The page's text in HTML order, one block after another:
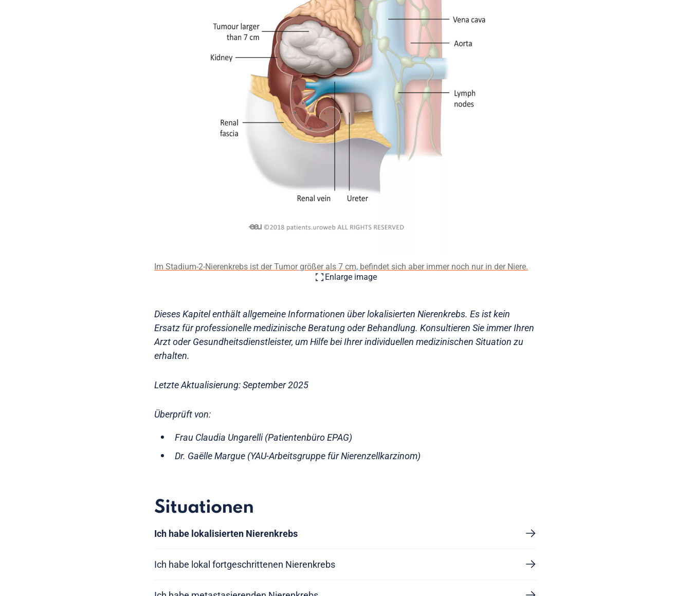
Im Stadium-2-Nierenkrebs ist der Tumor größer als 7 cm, befindet sich aber immer noch nur in der Niere.
Enlarge image
Dieses Kapitel enthält allgemeine Informationen über lokalisierten Nierenkrebs. Es ist kein
Ersatz für professionelle medizinische Beratung oder Behandlung. Konsultieren Sie immer Ihren
Arzt oder Gesundheitsdienstleister, um Hilfe bei Ihrer individuellen medizinischen Situation zu
erhalten.
Letzte Aktualisierung: September 2025
Überprüft von:
Frau Claudia Ungarelli (Patientenbüro EPAG)
Dr. Gaëlle Margue (YAU-Arbeitsgruppe für Nierenzellkarzinom)
Situationen
Ich habe lokalisierten Nierenkrebs
Ich habe lokal fortgeschrittenen Nierenkrebs